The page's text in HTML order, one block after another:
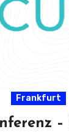
Frankfurt